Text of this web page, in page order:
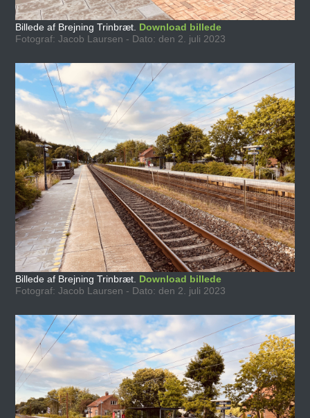
Billede af Brejning Trinbræt. Download billede
Fotograf: Jacob Laursen - Dato: den 2. juli 2023
Billede af Brejning Trinbræt. Download billede
Fotograf: Jacob Laursen - Dato: den 2. juli 2023